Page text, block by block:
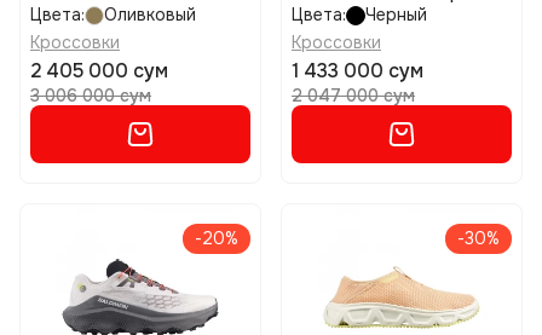
размер 9
Цвета:
Оливковый
Кроссовки
2 405 000 сум
3 006 000 сум
9
Цвета:
Черный
Кроссовки
1 433 000 сум
2 047 000 сум
-20% -30%